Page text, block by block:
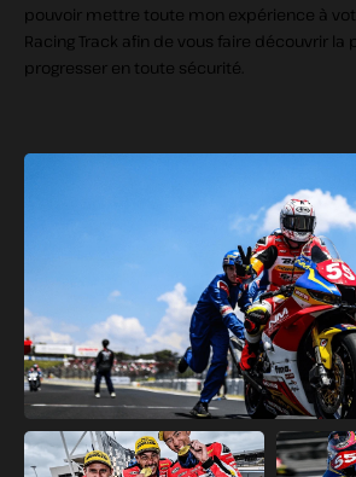
pouvoir mettre toute mon expérience à
Racing Track afin de vous faire découvrir la
progresser en toute sécurité.